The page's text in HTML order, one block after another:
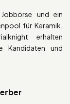
und ein
für Keramik,
erhalten
Kandidaten und